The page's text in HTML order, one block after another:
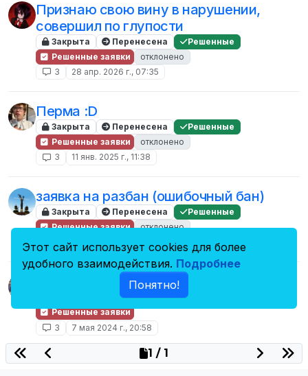
Признаю свою вину в нарушении,
совершил по глупости
Закрыта Перенесена
Решенные
Решенные заявки
отклонено
3
28 апр. 2026 г., 07:35
Перма :D
Закрыта Перенесена
Решенные
Решенные заявки
отклонено
3
11 янв. 2025 г., 11:38
заявка на разбан (ошибочный бан)
Закрыта Перенесена
Решенные
Решенные заявки
отклонено
Заявка на снятие перманентного бана.
Перенесена
Решенные
Решенные заявки
3
7 мая 2024 г., 20:58
1 / 1
Этот сайт использует cookies для более
удобного взаимодействия. Подробнее
Понятно!